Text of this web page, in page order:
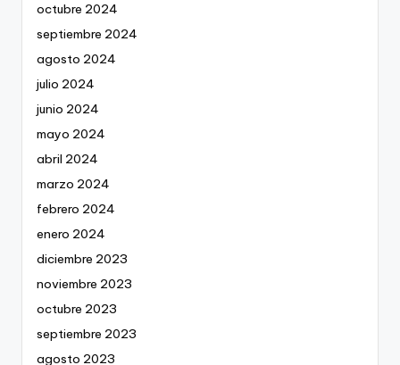
octubre 2024
septiembre 2024
agosto 2024
julio 2024
junio 2024
mayo 2024
abril 2024
marzo 2024
febrero 2024
enero 2024
diciembre 2023
noviembre 2023
octubre 2023
septiembre 2023
agosto 2023